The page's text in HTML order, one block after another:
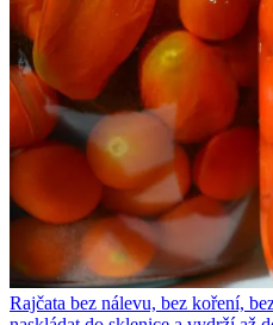
Rajčata bez nálevu, bez koření,